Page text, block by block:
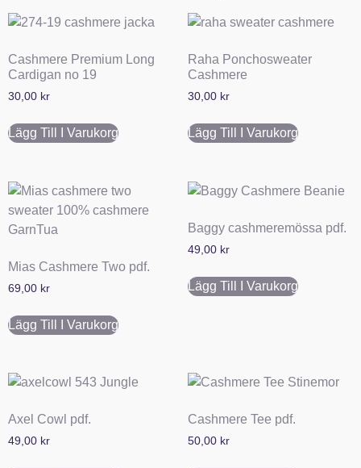
Cashmere Premium Long
Cardigan no 19
30,00 kr
Lägg Till I Varukorg
Raha Ponchosweater
Cashmere
30,00 kr
Lägg Till I Varukorg
Mias Cashmere Two pdf.
69,00 kr
Lägg Till I Varukorg
Baggy cashmeremössa pdf.
49,00 kr
Lägg Till I Varukorg
Axel Cowl pdf.
49,00 kr
Cashmere Tee pdf.
50,00 kr